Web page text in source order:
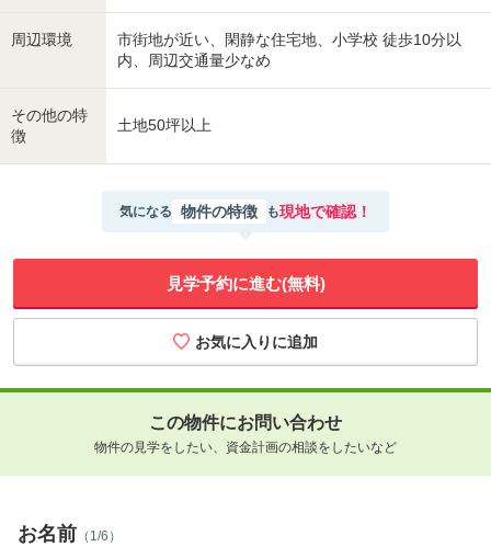
周辺環境
市街地が近い、閑静な住宅地、小学校 徒歩10分以
内、周辺交通量少なめ
その他の特
徴
土地50坪以上
気になる 物件の特徴 も現地で確認！
見学予約に進む(無料)
この物件にお問い合わせ
物件の見学をしたい、資金計画の相談をしたいなど
お名前 （1/6）